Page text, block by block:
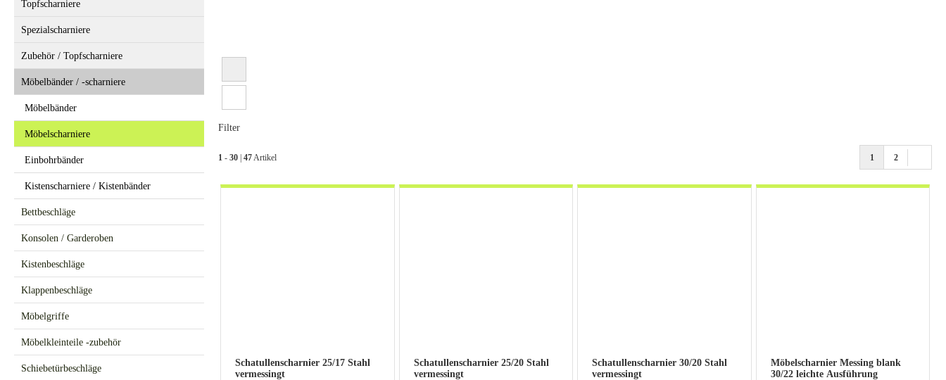
Topfscharniere
Spezialscharniere
Zubehör / Topfscharniere
Möbelbänder / -scharniere
Möbelbänder
Möbelscharniere
Einbohrbänder
Kistenscharniere / Kistenbänder
Bettbeschläge
Konsolen / Garderoben
Kistenbeschläge
Klappenbeschläge
Möbelgriffe
Möbelkleinteile -zubehör
Schiebetürbeschläge
Filter
1 - 30 | 47 Artikel 1 2
Schatullenscharnier 25/17 Stahl
vermessingt
Schatullenscharnier 25/20 Stahl
vermessingt
Schatullenscharnier 30/20 Stahl
vermessingt
Möbelscharnier Messing blank
30/22 leichte Ausführung